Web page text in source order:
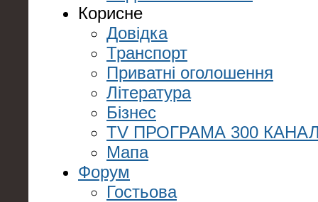
Корисне
Довідка
Транспорт
Приватні оголошення
Література
Бізнес
TV ПРОГРАМА 300
Мапа
Форум
Гостьова